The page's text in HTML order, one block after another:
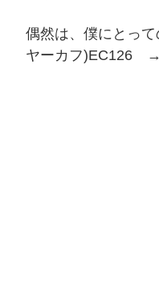
偶然は、僕にとっ
ヤーカフ)EC126